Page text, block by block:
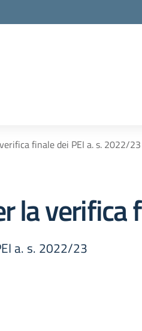
finale dei PEI a. s. 2022/23
la
a. s. 2022/23